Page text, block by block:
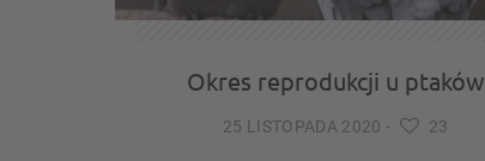
Okres reprodukcji u ptaków
25 LISTOPADA 2020- 23